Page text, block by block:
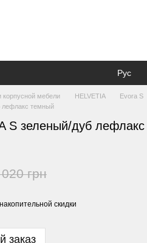
Рус
корпусной мебели HELVETIA Evora S
лефлакс темный
S зеленый/дуб
грн
скидки
заказ